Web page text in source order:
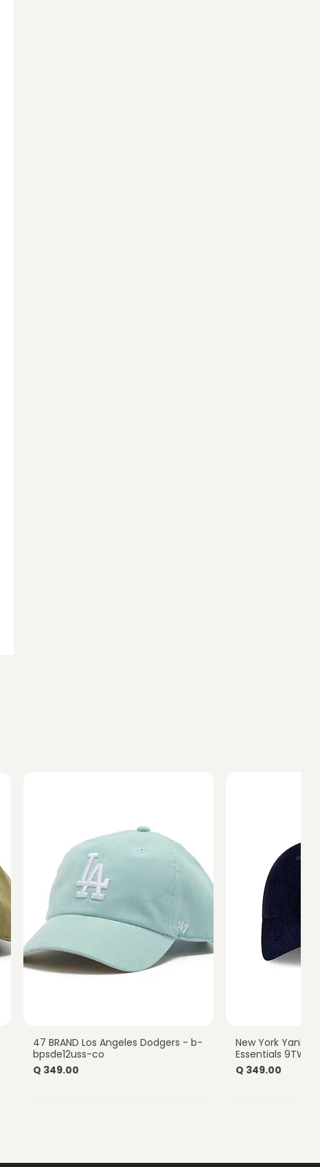
Vista rápida
47 BRAND Los Angeles Dodgers - b-
bpsde12uss-co
Precio
Q 349.00
Vista
New York
Essentials
Precio
Q 349.00